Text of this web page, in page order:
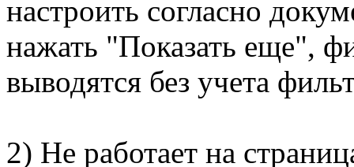
настроить согласно
нажать "Показать еще",
выводятся без учета
2) Не работает на